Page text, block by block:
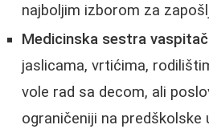
najboljim izborom za
Medicinska sestra
jaslicama, vrtićima,
vole rad sa decom, ali
ograničeniji na predškolske